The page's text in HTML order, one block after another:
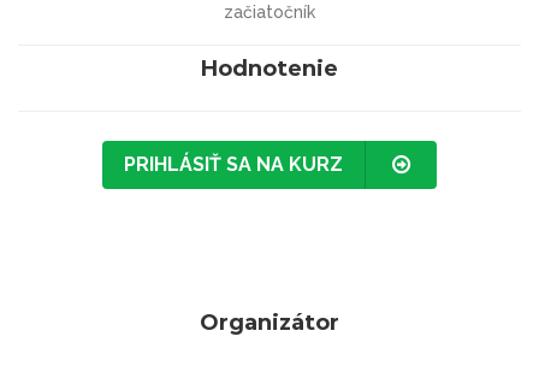
začiatočník
Hodnotenie
PRIHLÁSIŤ SA NA KURZ
Organizátor